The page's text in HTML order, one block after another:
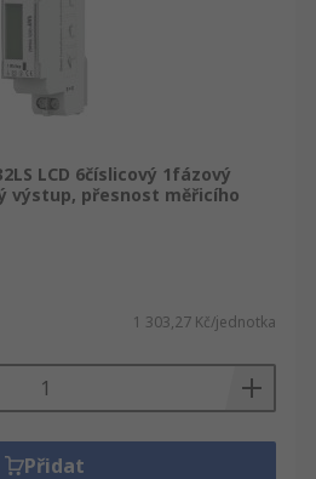
LCD 6číslicový 1fázový
výstup, přesnost měřicího
1 303,27 Kč/jednotka
Přidat